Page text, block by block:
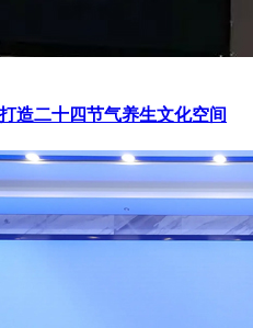
造二十四节气养生文化空间